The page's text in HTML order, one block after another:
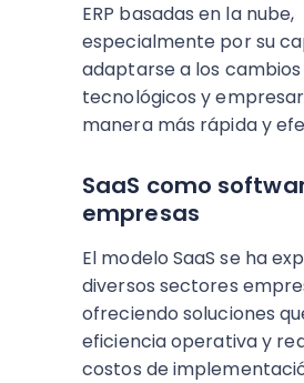
ERP basadas en la nube,
especialmente por su
adaptarse a los cambios
tecnológicos y
manera más rápida y
SaaS como
empresas
El modelo SaaS se ha
diversos sectores
ofreciendo soluciones
eficiencia operativa y
costos de